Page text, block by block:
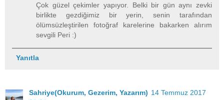
Çok güzel çekimler yapıyor. Belki bir gün aynı zevki
birlikte gezdiğimiz bir yerin, senin tarafından
ölümsüzleştirilen fotoğraf karelerine bakarken alırım
sevgili Peri :)
Yanıtla
Sahriye(Okurum, Gezerim, Yazarım) 14 Temmuz 2017